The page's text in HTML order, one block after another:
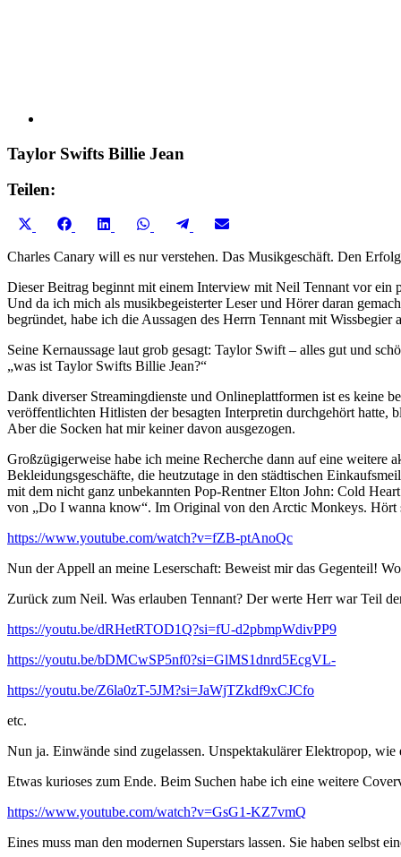
Taylor Swifts Billie Jean
Teilen:
Share
Share
FacebookShare
LinkedInShare
WhatsAppShare
TelegramShare
Charles Canary will es nur verstehen. Das Musikgeschäft. Den
Dieser Beitrag beginnt mit einem Interview mit Neil Tennant vor ein
Und da ich mich als musikbegeisterter Leser und Hörer daran
begründet, habe ich die Aussagen des Herrn Tennant mit Wissbegier
Seine Kernaussage laut grob gesagt: Taylor Swift – alles gut und
„was ist Taylor Swifts Billie Jean?“
Dank diverser Streamingdienste und Onlineplattformen ist es keine
veröffentlichten Hitlisten der besagten Interpretin durchgehört hatte,
Aber die Socken hat mir keiner davon ausgezogen.
Großzügigerweise habe ich meine Recherche dann auf eine
Bekleidungsgeschäfte, die heutzutage in den städtischen
mit dem nicht ganz unbekannten Pop-Rentner Elton John: Cold
von „Do I wanna know“. Im Original von den Arctic Monkeys. Hört
https://www.youtube.com/watch?v=fZB-ptAnoQc
Nun der Appell an meine Leserschaft: Beweist mir das Gegenteil!
Zurück zum Neil. Was erlauben Tennant? Der werte Herr war Teil
https://youtu.be/dRHetRTOD1Q?si=fU-d2pbmpWdivPP9
https://youtu.be/bDMCwSP5nf0?si=GlMS1dnrd5EcgVL-
https://youtu.be/Z6la0zT-5JM?si=JaWjTZkdf9xCJCfo
etc.
Nun ja. Einwände sind zugelassen. Unspektakulärer Elektropop,
Etwas kurioses zum Ende. Beim Suchen habe ich eine weitere
https://www.youtube.com/watch?v=GsG1-KZ7vmQ
Eines muss man den modernen Superstars lassen. Sie haben selbst